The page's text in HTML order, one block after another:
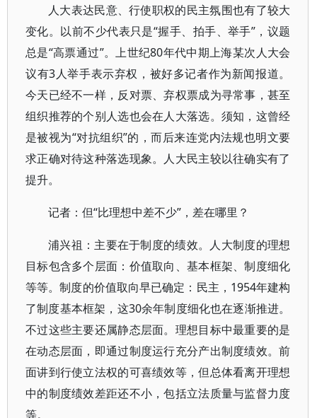
人大表达民意、行使职权的民主氛围也有了较大
变化。以前不少代表只是“握手、拍手、举手”，议题
总是“高票通过”。上世纪80年代中期上海某次人大会
议有3人举手表示弃权，被好多记者作为新闻报道。
今天已经不一样，反对票、弃权票成为寻常事，甚至
组织推荐的个别人选也会在人大落选。须知，这曾经
是被视为“对抗组织”的，而后来连党内法规也明文要
求正确对待这种落选现象。人大民主较以往确实有了
提升。
记者：但“比理想中差不少”，差在哪里？
浦兴祖：主要在于制度的绩效。人大制度的理想
目标包含多个层面：价值取向、基本框架、制度细化
等等。制度的价值取向早已确定：民主，1954年建构
了制度基本框架，这30余年制度细化也在逐渐推进。
不过这些主要还属静态层面。理想目标中最重要的是
在动态层面，即通过制度运行充分产出制度绩效。前
面讲到行使立法权的可喜绩效等，但总体看离开理想
中的制度绩效差距还不小，包括立法质量与监督力度
等。